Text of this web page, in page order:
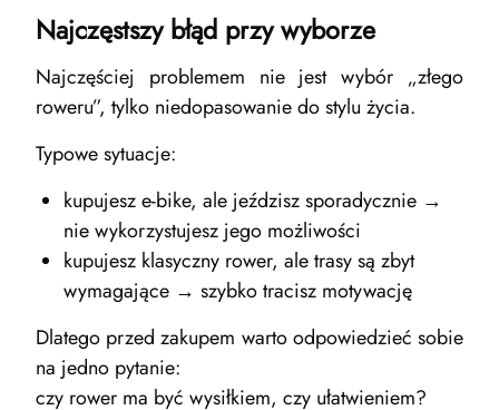
Najczęstszy błąd przy wyborze
Najczęściej problemem nie jest wybór „złego
roweru”, tylko niedopasowanie do stylu życia.
Typowe sytuacje:
kupujesz e-bike, ale jeździsz sporadycznie →
nie wykorzystujesz jego możliwości
kupujesz klasyczny rower, ale trasy są zbyt
wymagające → szybko tracisz motywację
Dlatego przed zakupem warto odpowiedzieć sobie
na jedno pytanie:
czy rower ma być wysiłkiem, czy ułatwieniem?